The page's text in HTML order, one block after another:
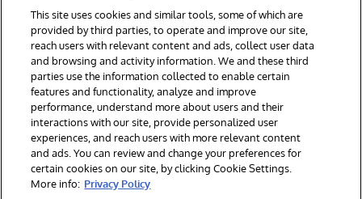
twitter youtubefacebooklinkedin
© 1996-2022 InterSystems Corporation, Boston, MA. Todos os
direitos reservados.
Avisos/Termos & Condições
Declaração de Privacidade
Garantia
Acessibilidade
This site uses cookies and similar tools, some of which are
provided by third parties, to operate and improve our site,
reach users with relevant content and ads, collect user data
and browsing and activity information. We and these third
parties use the information collected to enable certain
features and functionality, analyze and improve
performance, understand more about users and their
interactions with our site, provide personalized user
experiences, and reach users with more relevant content
and ads. You can review and change your preferences for
certain cookies on our site, by clicking Cookie Settings.
More info: Privacy Policy